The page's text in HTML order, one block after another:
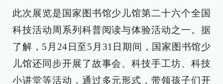
此次展览是国家图书馆少儿馆第二十六个全国
科技活动周系列科普阅读与体验活动之一。据
了解，5月24日至5月31日期间，国家图书馆少
儿馆还同步开展了故事会、科技手工坊、科技
小讲堂等活动，通过多元形式，带领孩子们开